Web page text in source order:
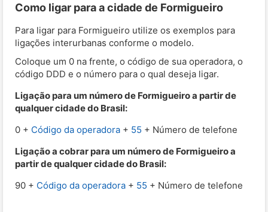
Como ligar para a cidade de Formigueiro
Para ligar para Formigueiro utilize os exemplos para
ligações interurbanas conforme o modelo.
Coloque um 0 na frente, o código de sua operadora, o
código DDD e o número para o qual deseja ligar.
Ligação para um número de Formigueiro a partir de
qualquer cidade do Brasil:
0 + Código da operadora + 55 + Número de telefone
Ligação a cobrar para um número de Formigueiro a
partir de qualquer cidade do Brasil:
90 + Código da operadora + 55 + Número de telefone